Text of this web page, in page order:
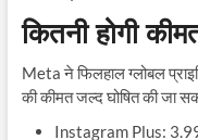
कितनी होगी
Meta ने फिलहाल ग्लोबल
की कीमत जल्द घोषित की जा
Instagram Plus: